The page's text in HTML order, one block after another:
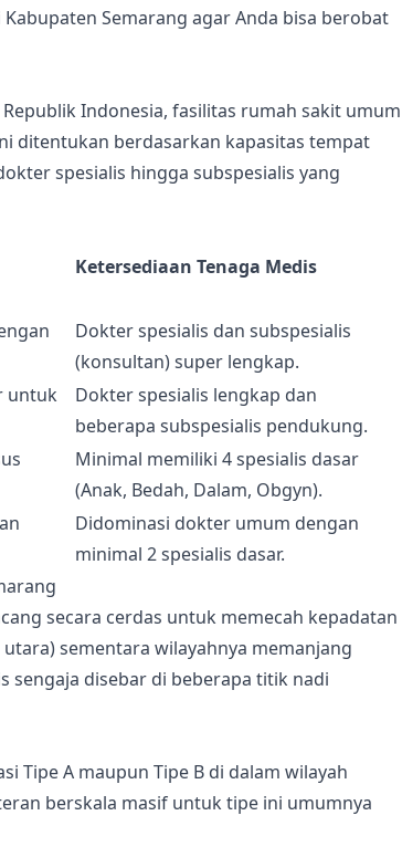
Semarang agar Anda bisa berobat
Indonesia, fasilitas rumah sakit umum
ditentukan berdasarkan kapasitas tempat
spesialis hingga subspesialis yang
Ketersediaan Tenaga Medis
Dokter spesialis dan subspesialis
(konsultan) super lengkap.
untuk
Dokter spesialis lengkap dan
beberapa subspesialis pendukung.
Minimal memiliki 4 spesialis dasar
(Anak, Bedah, Dalam, Obgyn).
Didominasi dokter umum dengan
minimal 2 spesialis dasar.
secara cerdas untuk memecah kepadatan
sementara wilayahnya memanjang
sengaja disebar di beberapa titik nadi
Tipe A maupun Tipe B di dalam wilayah
berskala masif untuk tipe ini umumnya